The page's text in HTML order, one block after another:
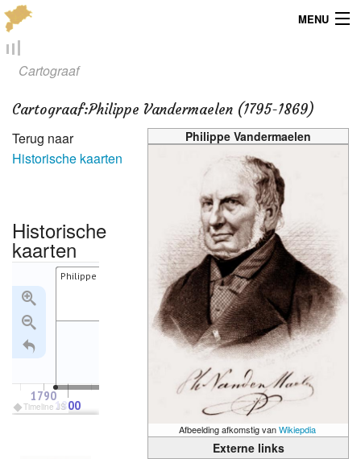
MENU
Menu
Dialect
Locaties
Overig
Verenigingsinfo
Cartograaf
Cartograaf:Philippe Vandermaelen (1795-1869)
Philippe Vandermaelen
Afbeelding afkomstig vanWikiepdia
Externe links
Terug naar
Historische kaarten
Historische
kaarten
Timeline JS
Philippe Vandermaelen (1795-1869)
1846-1854:1
1800 1900
1790 1860